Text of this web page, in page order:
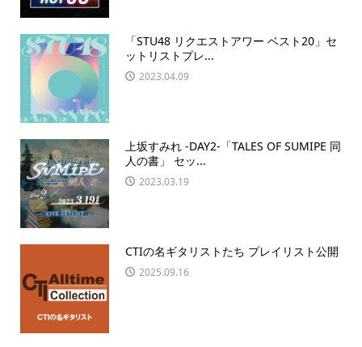
「STU48 リクエストアワー ベスト20」セ
ットリストプレ...
2023.04.09
上坂すみれ -DAY2-「TALES OF SUMIPE 同
人の書」 セッ...
2023.03.19
CTIの名ギタリストたち プレイリスト公開
2025.09.16